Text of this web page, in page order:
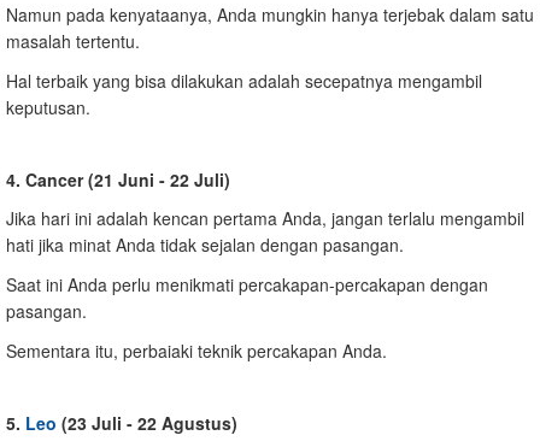
Namun pada kenyataanya, Anda mungkin hanya terjebak dalam satu
masalah tertentu.
Hal terbaik yang bisa dilakukan adalah secepatnya mengambil
keputusan.
4. Cancer (21 Juni - 22 Juli)
Jika hari ini adalah kencan pertama Anda, jangan terlalu mengambil
hati jika minat Anda tidak sejalan dengan pasangan.
Saat ini Anda perlu menikmati percakapan-percakapan dengan
pasangan.
Sementara itu, perbaiaki teknik percakapan Anda.
5. Leo (23 Juli - 22 Agustus)